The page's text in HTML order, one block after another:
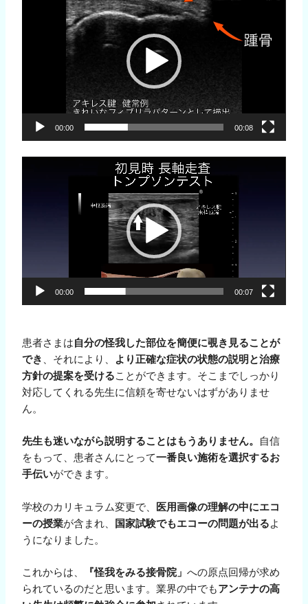
00:00 00:08
00:00 00:07
患者さまは自分の怪我した部位を簡便に覗き見ることが
でき 、それにより、 より正確な症状の状態の説明と治療
方針の提案を受けることができます。そこまでしっかり
対応してくれる先生に信頼を寄せないはずがありませ
ん。
先生も迷いながら説明することはもうありません。 自信
をもって、患者さんにとって一番良い施術を選択するお
手伝いができます。
学校のカリキュラム変更で、 医用画像の理解の中にエコ
ーの授業が含まれ、 国家試験でもエコーの問題が出るよ
うになりました。
これからは、 『怪我をみる接骨院」への原点回帰が求め
られているのだと思います。業界の中でもアンテナの高